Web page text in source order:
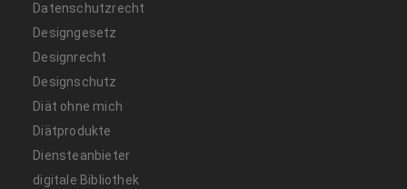
Datenschutzrecht
Designgesetz
Designrecht
Designschutz
Diät ohne mich
Diätprodukte
Diensteanbieter
digitale Bibliothek